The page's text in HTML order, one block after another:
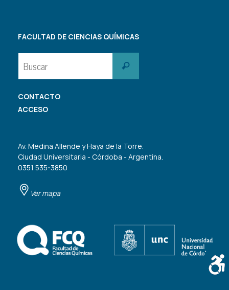
FACULTAD DE CIENCIAS QUÍMICAS
Buscar
CONTACTO
ACCESO
Av. Medina Allende y Haya de la Torre.
Ciudad Universitaria - Córdoba - Argentina.
0351 535-3850
Ver mapa